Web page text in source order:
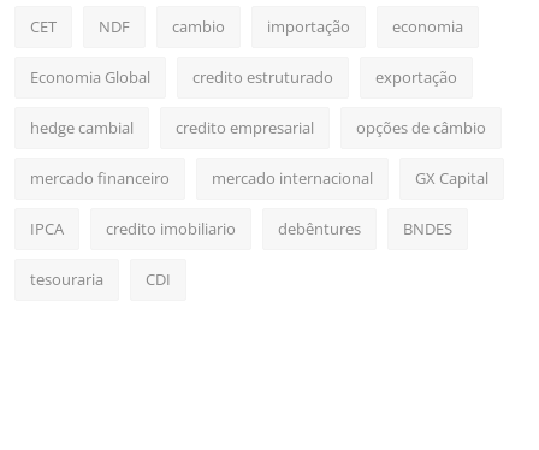
CET NDF cambio importação economia
Economia Global credito estruturado exportação
hedge cambial credito empresarial opções de câmbio
mercado financeiro mercado internacional GX Capital
IPCA credito imobiliario debêntures BNDES
tesouraria CDI